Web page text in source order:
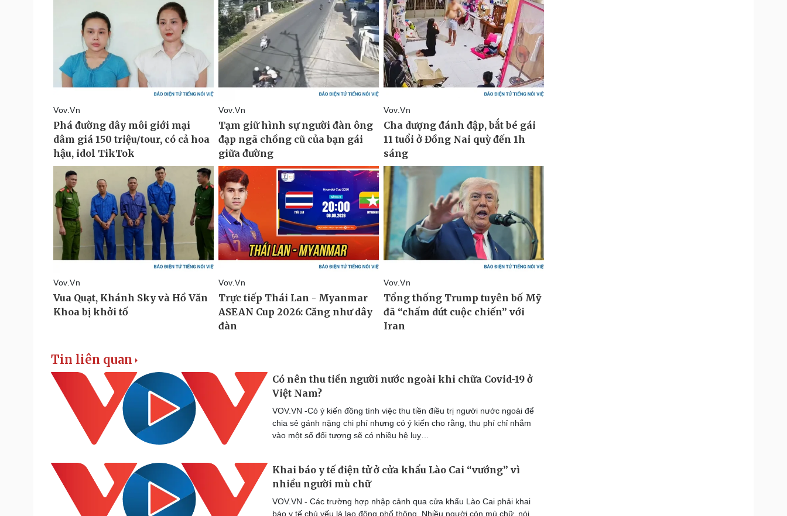
Tin liên quan
Có nên thu tiền người nước ngoài khi chữa Covid-19 ở
Việt Nam?
VOV.VN -Có ý kiến đồng tình việc thu tiền điều trị người nước ngoài để
chia sẻ gánh nặng chi phí nhưng có ý kiến cho rằng, thu phí chỉ nhắm
vào một số đối tượng sẽ có nhiều hệ luỵ…
Khai báo y tế điện tử ở cửa khẩu Lào Cai “vướng” vì
nhiều người mù chữ
VOV.VN - Các trường hợp nhập cảnh qua cửa khẩu Lào Cai phải khai
báo y tế chủ yếu là lao động phổ thông. Nhiều người còn mù chữ, nói